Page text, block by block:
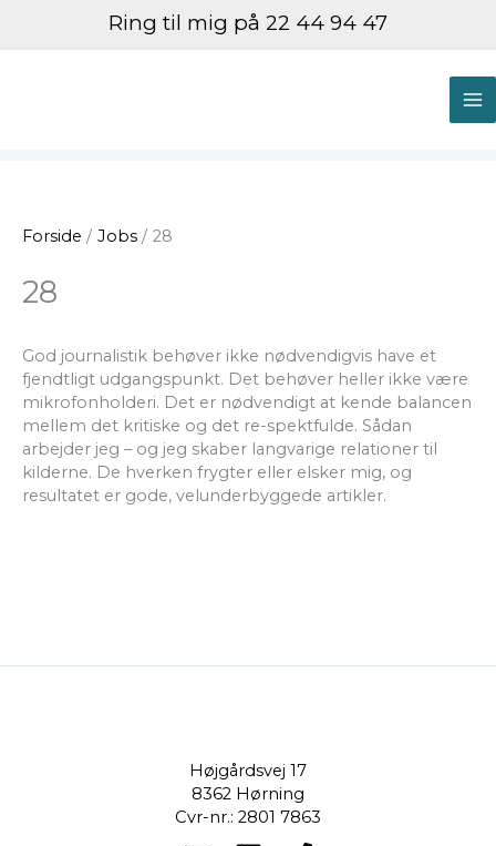
Ring til mig på 22 44 94 47
Forside Jobs 28
28
God journalistik behøver ikke nødvendigvis have et
fjendtligt udgangspunkt. Det behøver heller ikke være
mikrofonholderi. Det er nødvendigt at kende balancen
mellem det kritiske og det re-spektfulde. Sådan
arbejder jeg – og jeg skaber langvarige relationer til
kilderne. De hverken frygter eller elsker mig, og
resultatet er gode, velunderbyggede artikler.
Højgårdsvej 17
8362 Hørning
Cvr-nr.: 2801 7863